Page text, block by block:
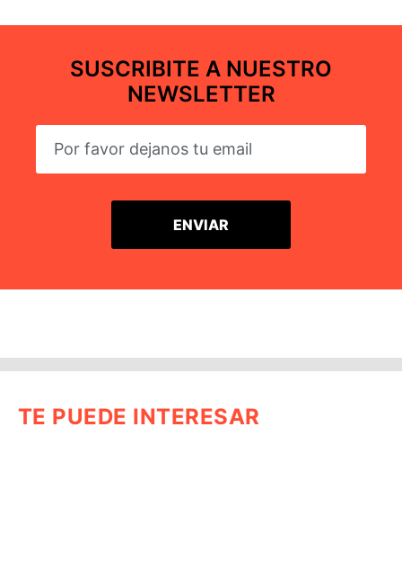
SUSCRIBITE A NUESTRO
NEWSLETTER
TE PUEDE INTERESAR